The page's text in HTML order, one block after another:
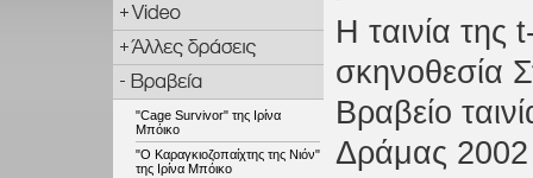
"Cage Survivor" της Ιρίνα
Μπόικο
"Ο Καραγκιοζοπαίχτης της Νιόν"
της Ιρίνα Μπόικο
Η ταινία της
σκηνοθεσία
Βραβείο
Δράμας 2002